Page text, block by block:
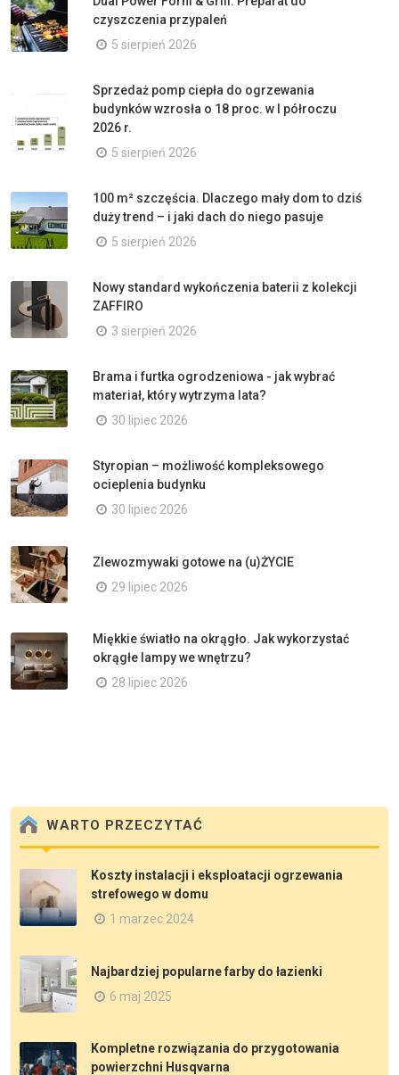
czyszczenia przypaleń
5 sierpień 2026
Sprzedaż pomp ciepła do ogrzewania
budynków wzrosła o 18 proc. w I półroczu
2026 r.
5 sierpień 2026
100 m² szczęścia. Dlaczego mały dom to dziś
duży trend – i jaki dach do niego pasuje
5 sierpień 2026
Nowy standard wykończenia baterii z kolekcji
ZAFFIRO
3 sierpień 2026
Brama i furtka ogrodzeniowa - jak wybrać
materiał, który wytrzyma lata?
30 lipiec 2026
Styropian – możliwość kompleksowego
ocieplenia budynku
30 lipiec 2026
Zlewozmywaki gotowe na (u)ŻYCIE
29 lipiec 2026
Miękkie światło na okrągło. Jak wykorzystać
okrągłe lampy we wnętrzu?
28 lipiec 2026
WARTO PRZECZYTAĆ
Koszty instalacji i eksploatacji ogrzewania
strefowego w domu
1 marzec 2024
Najbardziej popularne farby do łazienki
6 maj 2025
Kompletne rozwiązania do przygotowania
powierzchni Husqvarna